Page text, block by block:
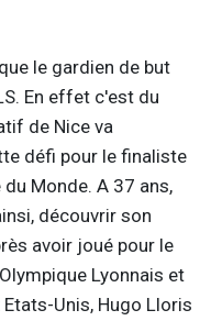
le gardien de but
En effet c'est du
de Nice va
défi pour le finaliste
Monde. A 37 ans,
découvrir son
avoir joué pour le
Lyonnais et
Unis, Hugo Lloris